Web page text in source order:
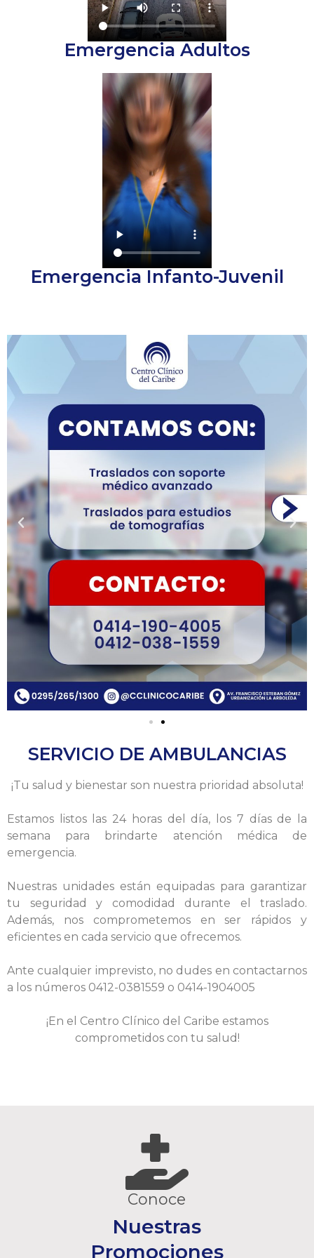
Emergencia Adultos
Emergencia Infanto-Juvenil
SERVICIO DE AMBULANCIAS
¡Tu salud y bienestar son nuestra prioridad absoluta!
Estamos listos las 24 horas del día, los 7 días de la
semana para brindarte atención médica de
emergencia.
Nuestras unidades están equipadas para garantizar
tu seguridad y comodidad durante el traslado.
Además, nos comprometemos en ser rápidos y
eficientes en cada servicio que ofrecemos.
Ante cualquier imprevisto, no dudes en contactarnos
a los números 0412-0381559 o 0414-1904005
¡En el Centro Clínico del Caribe estamos
comprometidos con tu salud!
Conoce
Nuestras
Promociones